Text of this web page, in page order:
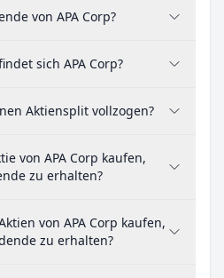
von APA Corp?
sich APA Corp?
Aktiensplit vollzogen?
von APA Corp kaufen,
zu erhalten?
von APA Corp kaufen,
zu erhalten?